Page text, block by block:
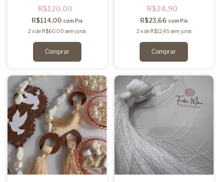
R$120,00
R$114,00 com Pix
2 xde R$60,00 sem juros
R$24,90
R$23,66 com Pix
2 xde R$12,45 sem juros